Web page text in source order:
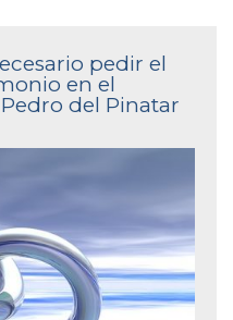
pedir el
en el
del Pinatar